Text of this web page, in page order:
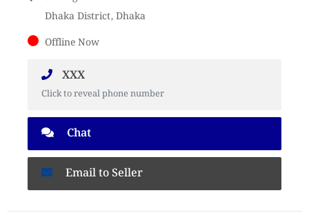
Dhaka District, Dhaka
Offline Now
XXX
Click to reveal phone number
Chat
Email to Seller